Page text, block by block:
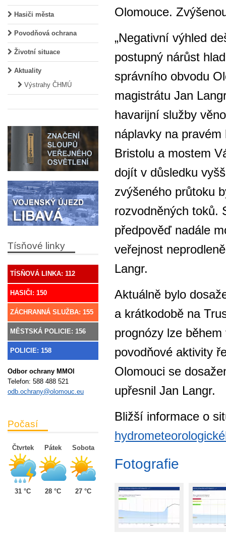
Hasiči města
Povodňová ochrana
Životní situace
Aktuality
Výstrahy ČHMÚ
Tísňové linky
TÍSŇOVÁ LINKA: 112
HASIČI: 150
ZÁCHRANNÁ SLUŽBA: 155
MĚSTSKÁ POLICIE: 156
POLICIE: 158
Odbor ochrany MMOl
Telefon: 588 488 521
odb.ochrany@olomouc.eu
Počasí
Čtvrtek
31 °C
Pátek
28 °C
Sobota
27 °C
Olomouce.
„Negativní výhled
postupný nárůst
správního obvodu
magistrátu Jan
havarijní služby
náplavky na
Bristolu a mostem
dojít v důsledku
zvýšeného průtoku
rozvodněných toků.
předpověď nadále
veřejnost
Langr.
Aktuálně bylo
a krátkodobě na
prognózy lze
povodňové aktivity
Olomouci se
upřesnil Jan Langr.
Bližší informace o
Fotografie